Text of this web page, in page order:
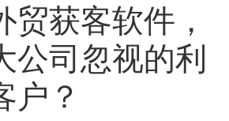
贸获客软件，
公司忽视的利
户？